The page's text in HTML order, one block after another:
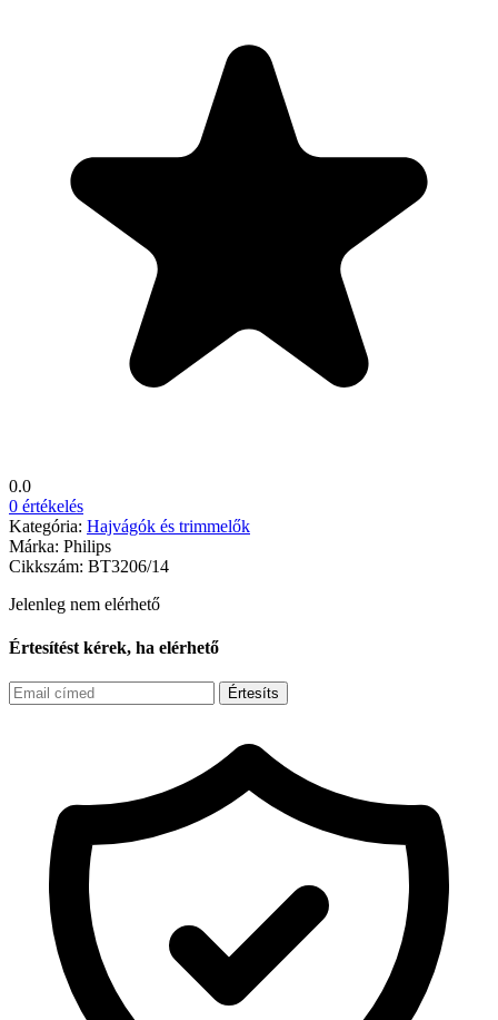
0.0
0 értékelés
Kategória: Hajvágók és trimmelők
Márka: Philips
Cikkszám: BT3206/14
Jelenleg nem elérhető
Értesítést kérek, ha elérhető
Értesíts